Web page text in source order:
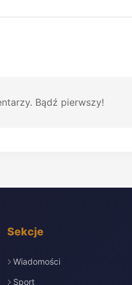
Bądź pierwszy!
Sekcje
Wiadomości
Sport